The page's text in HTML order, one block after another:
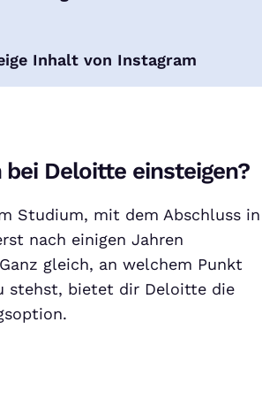
Inhalt von Instagram
Deloitte einsteigen?
Studium, mit dem Abschluss in
nach einigen Jahren
gleich, an welchem Punkt
stehst, bietet dir Deloitte die